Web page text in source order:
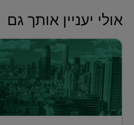
אולי יעניין אותך גם